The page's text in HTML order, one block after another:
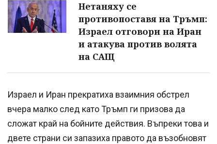
Нетаняху се
противопоставя на Тръмп:
Израел отговори на Иран
и атакува против волята
на САЩ
Израел и Иран прекратиха взаимния обстрел
вчера малко след като Тръмп ги призова да
сложат край на бойните действия. Въпреки това и
двете страни си запазиха правото да възобновят